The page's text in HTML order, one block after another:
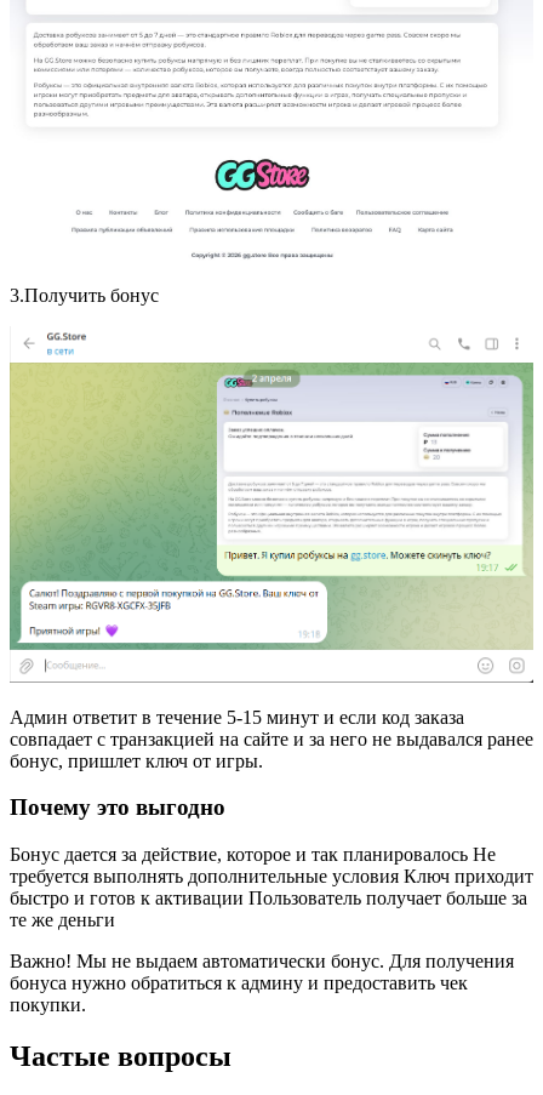
3.Получить бонус
Админ ответит в течение 5-15 минут и если код заказа
совпадает с транзакцией на сайте и за него не выдавался ранее
бонус, пришлет ключ от игры.
Почему это выгодно
Бонус дается за действие, которое и так планировалось Не
требуется выполнять дополнительные условия Ключ приходит
быстро и готов к активации Пользователь получает больше за
те же деньги
Важно! Мы не выдаем автоматически бонус. Для получения
бонуса нужно обратиться к админу и предоставить чек
покупки.
Частые вопросы